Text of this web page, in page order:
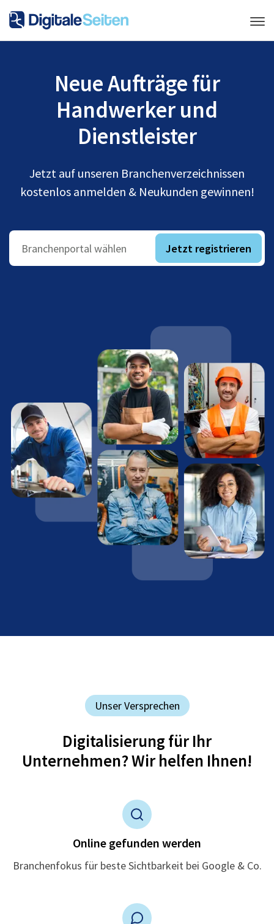
Neue Aufträge für
Handwerker und
Dienstleister
Jetzt auf unseren Branchenverzeichnissen
kostenlos anmelden & Neukunden gewinnen!
Branchenportal wählen Jetzt registrieren
Unser Versprechen
Digitalisierung für Ihr
Unternehmen? Wir helfen Ihnen!
Online gefunden werden
Branchenfokus für beste Sichtbarkeit bei Google & Co.